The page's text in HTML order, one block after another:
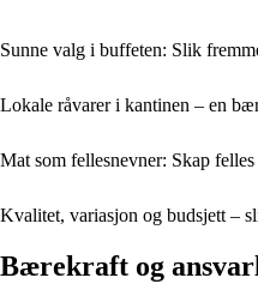
Sunne valg i buffeten: Slik
Lokale råvarer i kantinen – en
Mat som fellesnevner: Skap
Kvalitet, variasjon og budsjett –
Bærekraft og